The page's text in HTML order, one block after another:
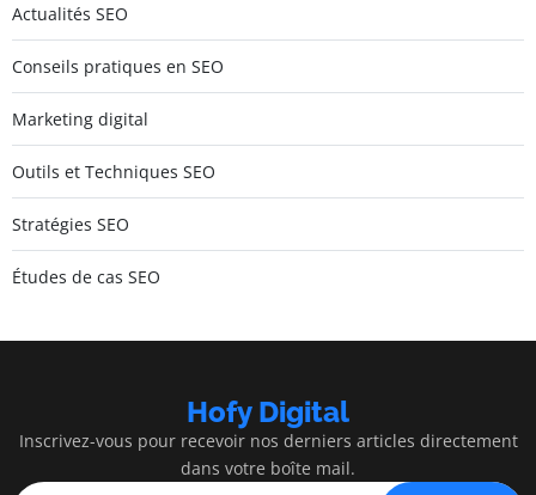
Actualités SEO
Conseils pratiques en SEO
Marketing digital
Outils et Techniques SEO
Stratégies SEO
Études de cas SEO
Hofy Digital
Inscrivez-vous pour recevoir nos derniers articles directement
dans votre boîte mail.